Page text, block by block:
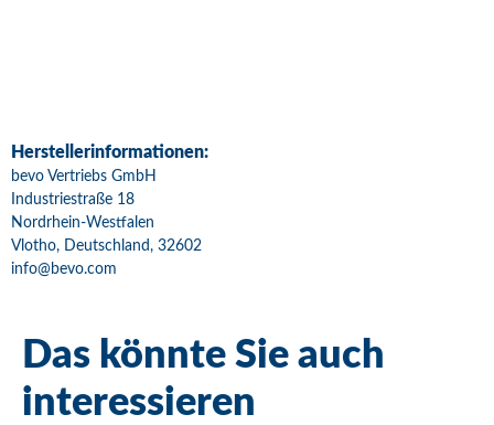
Herstellerinformationen:
bevo Vertriebs GmbH
Industriestraße 18
Nordrhein-Westfalen
Vlotho, Deutschland, 32602
info@bevo.com
Das könnte Sie auch
interessieren